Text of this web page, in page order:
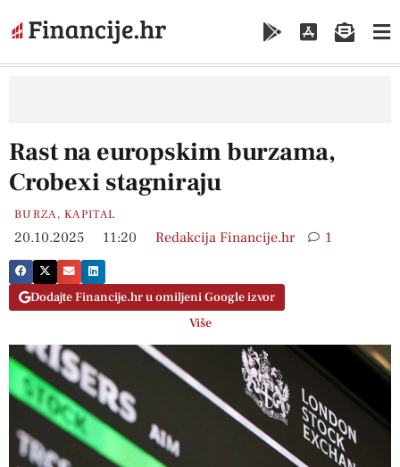
Rast na europskim burzama,
Crobexi stagniraju
BURZA,KAPITAL
20.10.2025 11:20 Redakcija Financije.hr 1
Dodajte Financije.hr u omiljeni Google izvor
Više